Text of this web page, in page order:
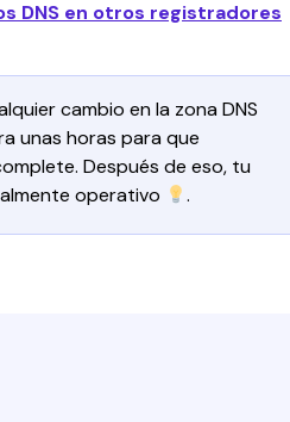
DNS en otros registradores
cambio en la zona DNS
unas horas para que
Después de eso, tu
operativo
.